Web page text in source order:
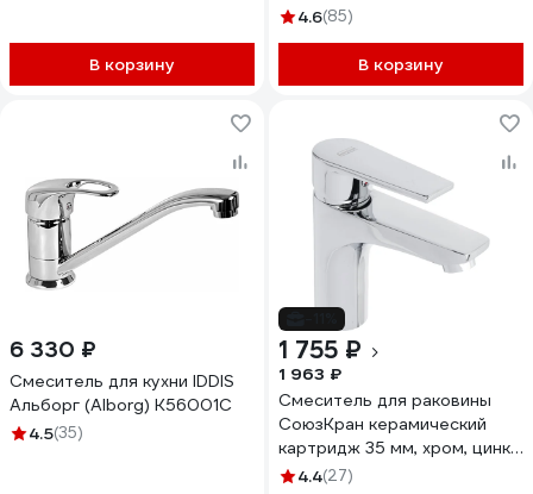
В корзину
4.6(85)
В корзину
6 330 ₽
Смеситель для кухни IDDIS
Альборг (Alborg) K56001C
4.5(35)
1 755 ₽
1 963 ₽
Смеситель для раковины
СоюзКран керамический
картридж 35 мм, хром, цинк
SK02-M105 567-081
4.4(27)